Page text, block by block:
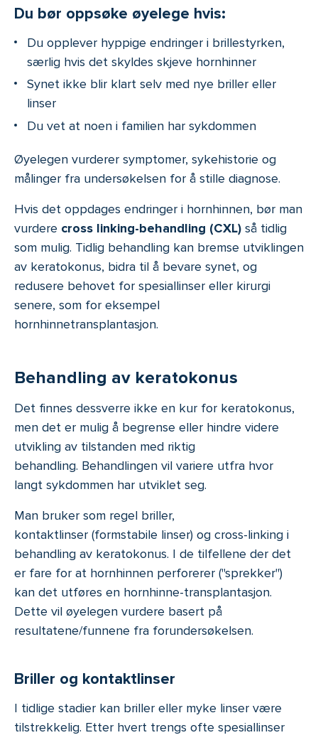
Du bør oppsøke øyelege hvis:
Du opplever hyppige endringer i brillestyrken,
særlig hvis det skyldes skjeve hornhinner
Synet ikke blir klart selv med nye briller eller
linser
Du vet at noen i familien har sykdommen
Øyelegen vurderer symptomer, sykehistorie og
målinger fra undersøkelsen for å stille diagnose.
Hvis det oppdages endringer i hornhinnen, bør man
vurdere cross linking-behandling (CXL) så tidlig
som mulig. Tidlig behandling kan bremse utviklingen
av keratokonus, bidra til å bevare synet, og
redusere behovet for spesiallinser eller kirurgi
senere, som for eksempel
hornhinnetransplantasjon.
Behandling av keratokonus
Det finnes dessverre ikke en kur for keratokonus,
men det er mulig å begrense eller hindre videre
utvikling av tilstanden med riktig
behandling. Behandlingen vil variere utfra hvor
langt sykdommen har utviklet seg.
Man bruker som regel briller,
kontaktlinser (formstabile linser) og cross-linking i
behandling av keratokonus. I de tilfellene der det
er fare for at hornhinnen perforerer ("sprekker")
kan det utføres en hornhinne-transplantasjon.
Dette vil øyelegen vurdere basert på
resultatene/funnene fra forundersøkelsen.
Briller og kontaktlinser
I tidlige stadier kan briller eller myke linser være
tilstrekkelig. Etter hvert trengs ofte spesiallinser